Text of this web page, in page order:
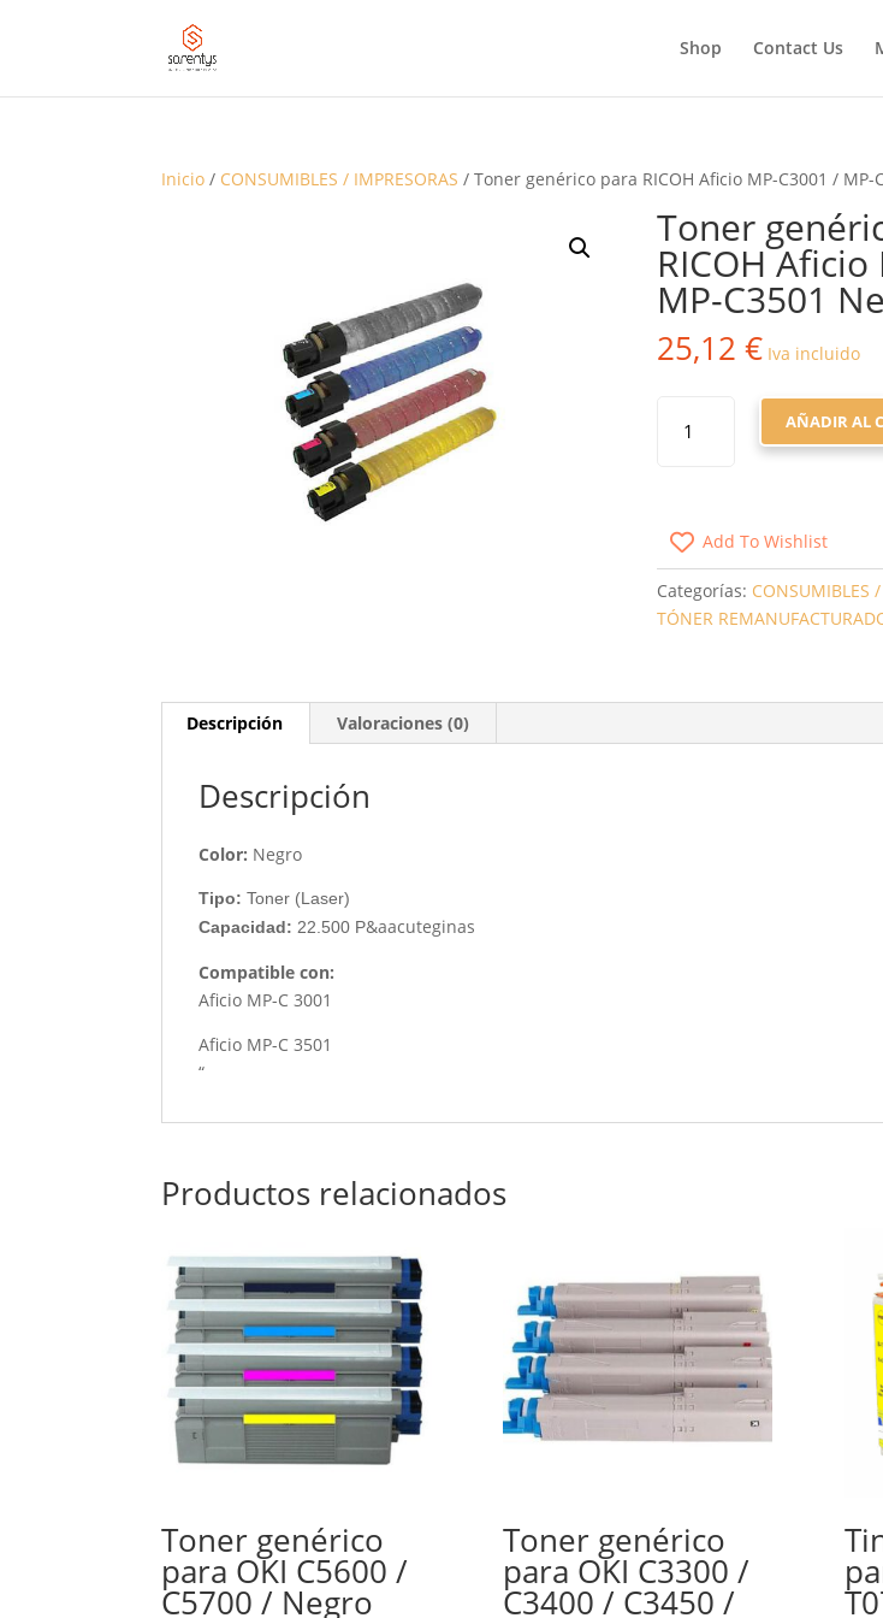
Shop Contact Us
Inicio / CONSUMIBLES / IMPRESORAS / Toner genérico para RICOH Aficio MP-C3001 / MP-
Toner
RICOH
MP-C3501
25,12€ Iva incluido
GENÉRICO
MP-
C3001
/
MP-
AÑADIR AL
Add To Wishlist
Categorías: CONSUMIBLES
TÓNER
Descripción Valoraciones (0)
Descripción
Color: Negro
Tipo:Toner (Laser)
Capacidad: 22.500 P&aacuteginas
Compatible con:
Aficio MP-C 3001
Aficio MP-C 3501
“
Productos relacionados
Toner genérico
para OKI C5600 /
C5700 / Negro
Toner genérico
para OKI C3300 /
C3400 / C3450 /